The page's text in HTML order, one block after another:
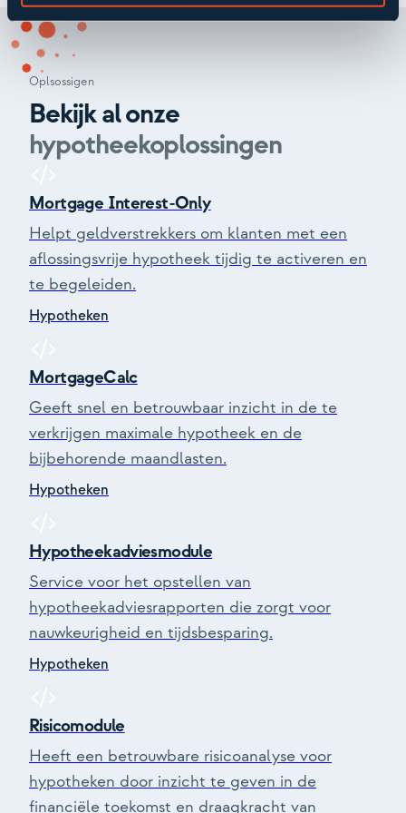
Oplsossigen
Bekijk al onze
hypotheekoplossingen
Mortgage Interest-Only
Helpt geldverstrekkers om klanten met een
aflossingsvrije hypotheek tijdig te activeren en
te begeleiden.
Hypotheken
MortgageCalc
Geeft snel en betrouwbaar inzicht in de te
verkrijgen maximale hypotheek en de
bijbehorende maandlasten.
Hypotheken
Hypotheekadviesmodule
Service voor het opstellen van
hypotheekadviesrapporten die zorgt voor
nauwkeurigheid en tijdsbesparing.
Hypotheken
Risicomodule
Heeft een betrouwbare risicoanalyse voor
hypotheken door inzicht te geven in de
financiële toekomst en draagkracht van